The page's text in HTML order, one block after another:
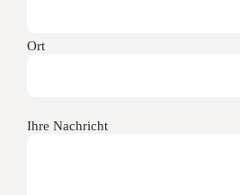
Ort
Ihre Nachricht